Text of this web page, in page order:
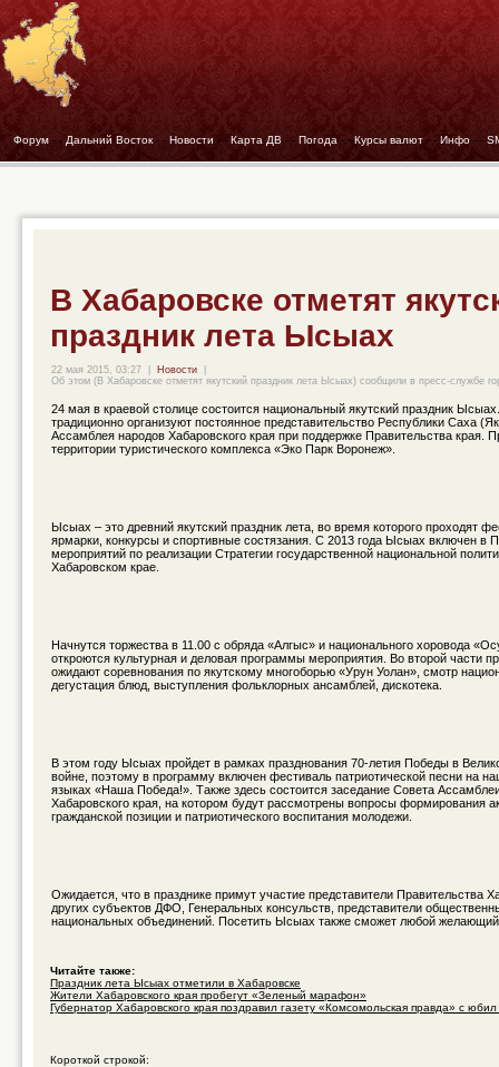
Форум - - Дальний Восток - - Новости - - Карта ДВ - - Погода - - Курсы валют - - Инфо - -
В Хабаровске отметят
праздник лета Ысыах
22 мая 2015, 03:27 Новости
Об этом (В Хабаровске отметят якутский праздник лета Ысыах) сообщили в пресс-службе
24 мая в краевой столице состоится национальный якутский праздник
традиционно организуют постоянное представительство Республики Саха
Ассамблея народов Хабаровского края при поддержке Правительства края.
территории туристического комплекса «Эко Парк Воронеж».
Ысыах – это древний якутский праздник лета, во время которого проходят
ярмарки, конкурсы и спортивные состязания. С 2013 года Ысыах включен в
мероприятий по реализации Стратегии государственной национальной
Хабаровском крае.
Начнутся торжества в 11.00 с обряда «Алгыс» и национального хоровода
откроются культурная и деловая программы мероприятия. Во второй части
ожидают соревнования по якутскому многоборью «Урун Уолан», смотр
дегустация блюд, выступления фольклорных ансамблей, дискотека.
В этом году Ысыах пройдет в рамках празднования 70-летия Победы в
войне, поэтому в программу включен фестиваль патриотической песни на
языках «Наша Победа!». Также здесь состоится заседание Совета
Хабаровского края, на котором будут рассмотрены вопросы формирования
гражданской позиции и патриотического воспитания молодежи.
Ожидается, что в празднике примут участие представители Правительства
других субъектов ДФО, Генеральных консульств, представители
национальных объединений. Посетить Ысыах также сможет любой
Читайте также:
Праздник лета Ысыах отметили в Хабаровске
Жители Хабаровского края пробегут «Зеленый марафон»
Губернатор Хабаровского края поздравил газету «Комсомольская правда» с
Короткой строкой: